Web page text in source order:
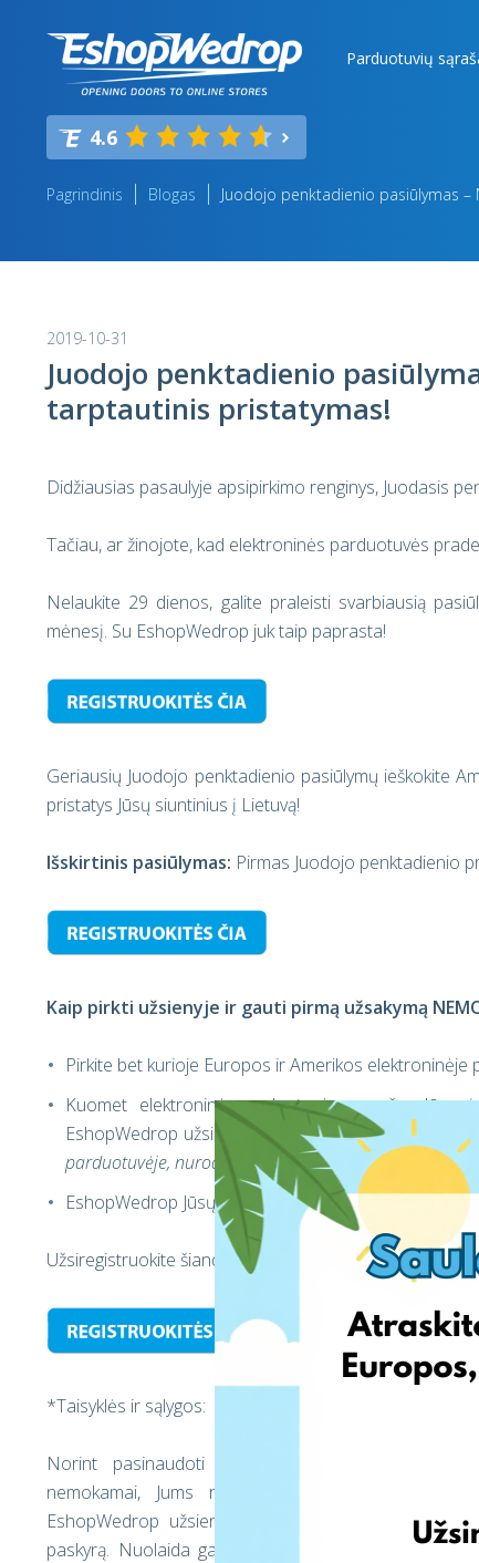
Parduotuvių
4.6
Pagrindinis Blogas Juodojo penktadienio pasiūlymas
2019-10-31
Juodojo penktadienio
tarptautinis pristatymas!
Didžiausias pasaulyje apsipirkimo renginys, Juodasis
Tačiau, ar žinojote, kad elektroninės parduotuvės
Nelaukite 29 dienos, galite praleisti svarbiausią
mėnesį. Su EshopWedrop juk taip paprasta!
Geriausių Juodojo penktadienio pasiūlymų ieškokite
pristatys Jūsų siuntinius į Lietuvą!
Išskirtinis pasiūlymas: Pirmas Juodojo penktadienio
Kaip pirkti užsienyje ir gauti pirmą užsakymą
Pirkite bet kurioje Europos ir Amerikos elektroninėje
Kuomet elektroninė parduotuvė paprašys
EshopWedrop užsienio sandėlio adresą, kurį galite
parduotuvėje, nurodykite Anglijos sandėlio adresą
EshopWedrop Jūsų siuntinius pristatys į Lietuvą
Užsiregistruokite šiandien ir pirmą Juodojo
*Taisyklės ir sąlygos:
Norint pasinaudoti EshopWedrop Juodojo
nemokamai, Jums reikia užsiregistruoti
EshopWedrop užsienio adresus. Pirmo Juodojo
paskyrą. Nuolaida galioja 1 mėnesį nuo paskyros